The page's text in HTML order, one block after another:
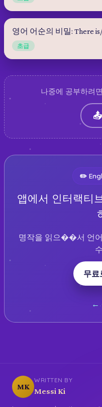
영어 어순의 비밀: There
초급
나중에 공부하려
📤
✏️
앱에서 인터랙티
명작을 읽으��서 언
무료
←
MK
WRITTEN BY
Messi Ki